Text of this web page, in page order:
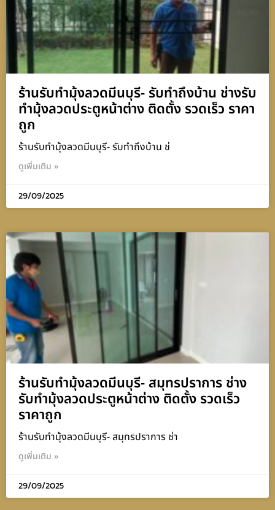
ร้านรับทำมุ้งลวดมีนบุรี- รับทำถึงบ้าน ช่างรับ
ทำมุ้งลวดประตูหน้าต่าง ติดตั้ง รวดเร็ว ราคา
ถูก
ร้านรับทำมุ้งลวดมีนบุรี- รับทำถึงบ้าน ช่
ดูเพิ่มเติม »
29/09/2025
ร้านรับทำมุ้งลวดมีนบุรี- สมุทรปราการ ช่าง
รับทำมุ้งลวดประตูหน้าต่าง ติดตั้ง รวดเร็ว
ราคาถูก
ร้านรับทำมุ้งลวดมีนบุรี- สมุทรปราการ ช่า
ดูเพิ่มเติม »
29/09/2025